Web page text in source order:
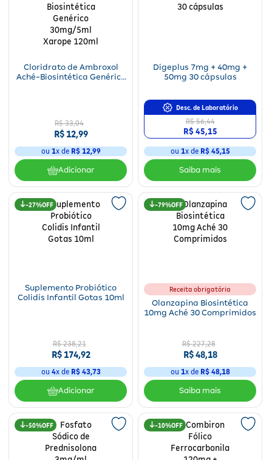
Cloridrato de Ambroxol
Aché-Biosintética Genérico
R$ 33,04
R$12,99
ou 1x de R$ 12,99
Adicionar
Digeplus 7mg + 40mg +
50mg 30 cápsulas
Desc. de Laboratório
R$ 56,44
R$ 45,15
ou 1x de R$ 45,15
27%
Suplemento Probiótico
Colidis Infantil Gotas 10ml
R$ 238,21
R$174,92
ou 4x de R$ 43,73
Adicionar
79%
Receita obrigatória
Olanzapina Biosintética
10mg Aché 30 Comprimidos
R$ 227,28
R$48,18
ou 1x de R$ 48,18
50% 10%